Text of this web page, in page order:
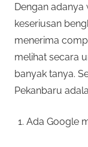
Dengan
keseriusan
menerima
melihat secara
banyak tanya.
Pekanbaru
Ada Google